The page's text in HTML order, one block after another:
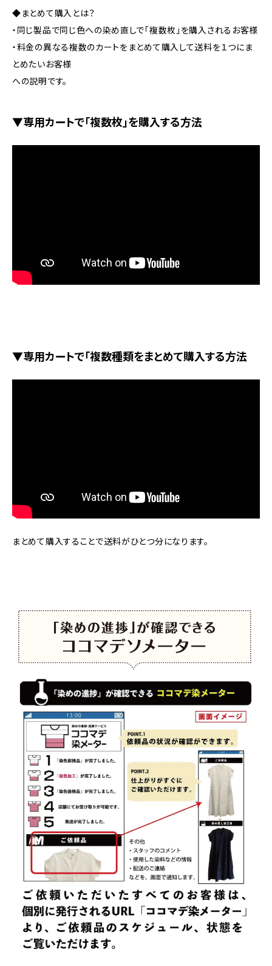
◆まとめて購入とは？
・同じ製品で同じ色への染め直しで「複数枚」を購入されるお客様
・料金の異なる複数のカートをまとめて購入して送料を１つにま
とめたいお客様
への説明です。
▼専用カートで「複数枚」を購入する方法
▼専用カートで「複数種類をまとめて購入する方法
まとめて購入することで送料がひとつ分になります。